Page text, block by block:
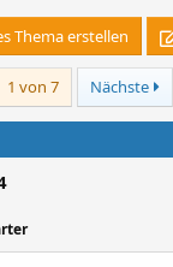
Thema erstellen
1 von 7 Nächste